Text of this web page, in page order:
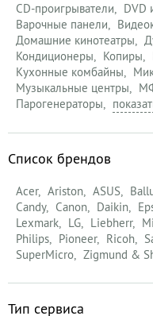
CD-проигрыватели DVD
Варочные панели
Домашние кинотеатры
Кондиционеры
Копиры
Кухонные комбайны
Музыкальные центры
Парогенераторы
Список брендов
Acer Ariston ASUS
Candy
Canon Daikin
Lexmark
LG Liebherr
Philips
Pioneer Ricoh
SuperMicro
Zigmund &
Тип сервиса